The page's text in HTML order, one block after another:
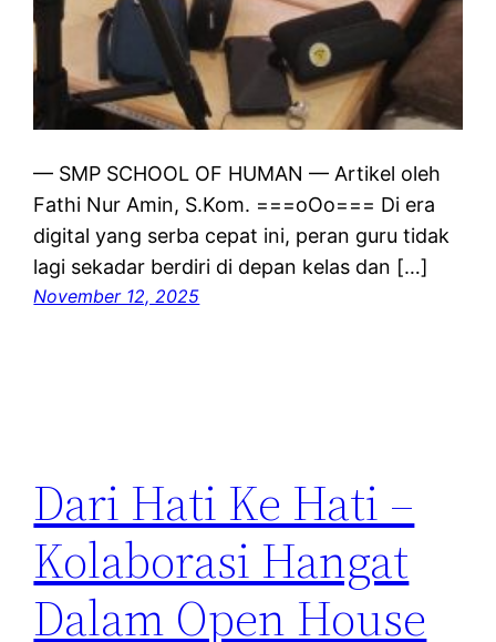
— SMP SCHOOL OF HUMAN — Artikel oleh
Fathi Nur Amin, S.Kom. ===oOo=== Di era
digital yang serba cepat ini, peran guru tidak
lagi sekadar berdiri di depan kelas dan […]
November 12, 2025
Dari Hati Ke Hati –
Kolaborasi Hangat
Dalam Open House